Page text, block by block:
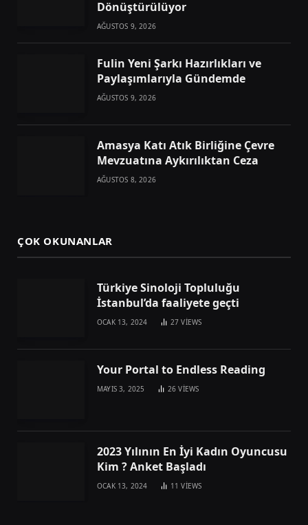
Dönüştürülüyor
AĞUSTOS 9, 2026
Fulin Yeni Şarkı Hazırlıkları ve
Paylaşımlarıyla Gündemde
AĞUSTOS 9, 2026
Amasya Katı Atık Birliğine Çevre
Mevzuatına Aykırılıktan Ceza
AĞUSTOS 8, 2026
ÇOK OKUNANLAR
Türkiye Sinoloji Topluluğu
İstanbul’da faaliyete geçti
OCAK 13, 2024 27VIEWS
Your Portal to Endless Reading
MAYIS 3, 2025 26VIEWS
2023 Yılının En İyi Kadın Oyuncusu
Kim ? Anket Başladı
OCAK 13, 2024 11VIEWS